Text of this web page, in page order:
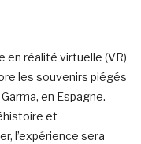
en réalité virtuelle (VR)
les souvenirs piégés
en Espagne.
et
l’expérience sera